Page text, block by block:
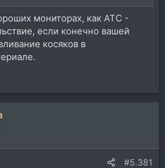
мониторах, как ATC -
если конечно вашей
косяков в
#5.381